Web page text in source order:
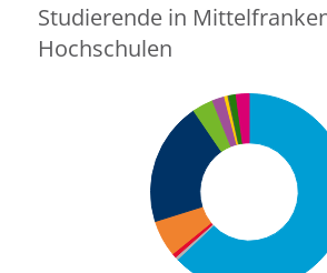
Studierende in
Hochschulen